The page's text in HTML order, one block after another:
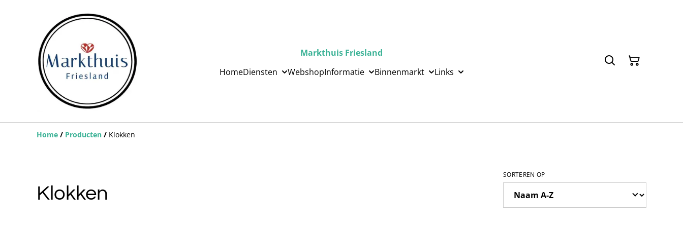
Markthuis Friesland
HomeDiensten WebshopInformatie Binnenmarkt Links
Home / Producten / Klokken
Klokken
SORTEREN OP